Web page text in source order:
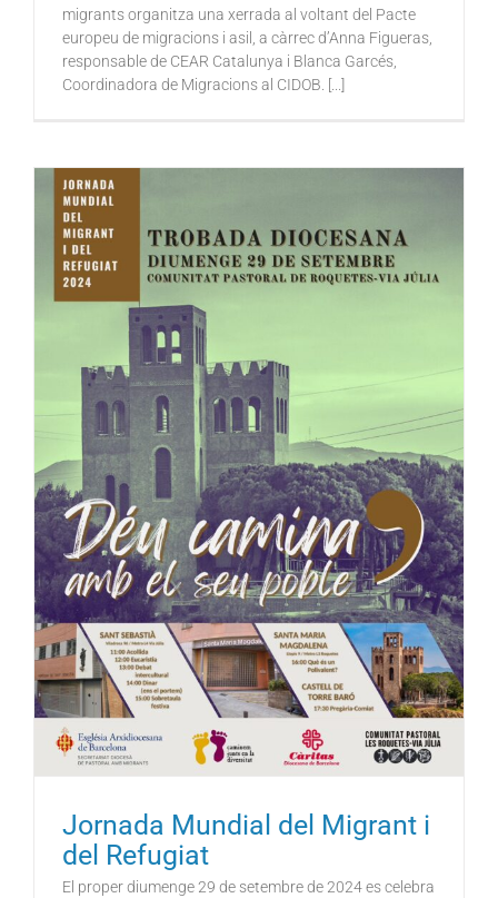
migrants organitza una xerrada al voltant del Pacte
europeu de migracions i asil, a càrrec d’Anna Figueras,
responsable de CEAR Catalunya i Blanca Garcés,
Coordinadora de Migracions al CIDOB. [...]
Jornada Mundial del Migrant i
del Refugiat
El proper diumenge 29 de setembre de 2024 es celebra